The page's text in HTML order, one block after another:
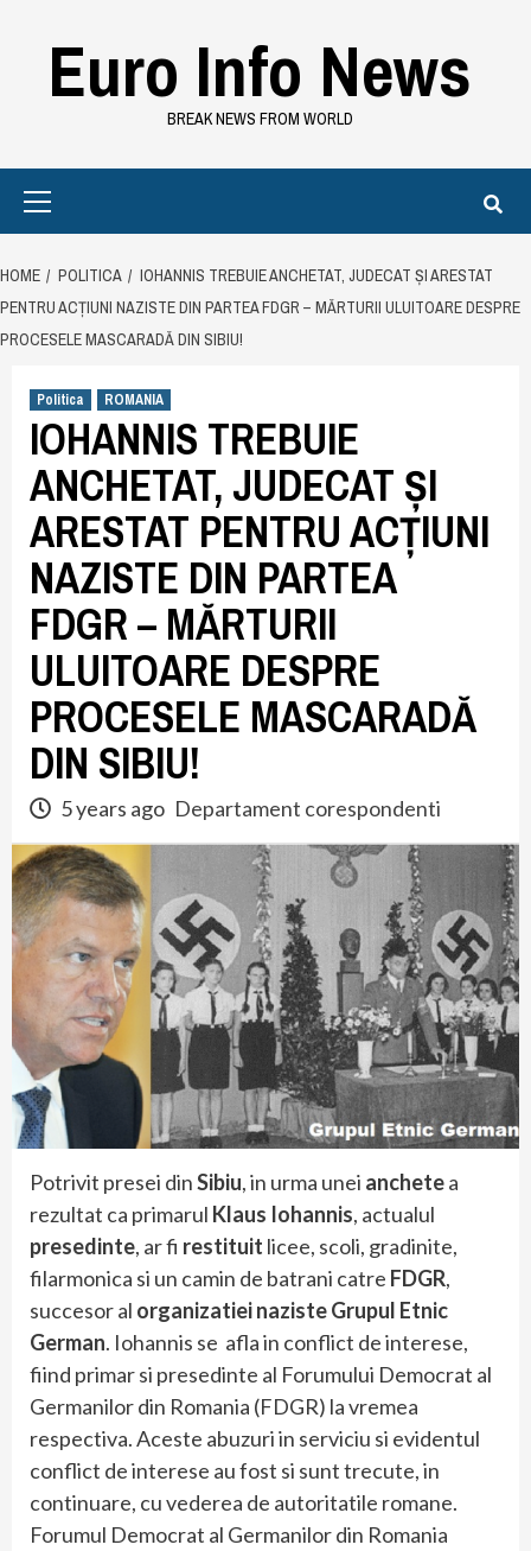
contentEuro Info News
BREAK NEWS FROM WORLD
HOME POLITICA
IOHANNIS TREBUIE ANCHETAT, JUDECAT ȘI ARESTAT
PENTRU ACȚIUNI NAZISTE DIN PARTEA FDGR – MĂRTURII ULUITOARE DESPRE
PROCESELE MASCARADĂ DIN SIBIU!
Politica ROMANIA
IOHANNIS TREBUIE
ANCHETAT, JUDECAT ȘI
ARESTAT PENTRU ACȚIUNI
NAZISTE DIN PARTEA
FDGR – MĂRTURII
ULUITOARE DESPRE
PROCESELE MASCARADĂ
DIN SIBIU!
5 years ago Departament corespondenti
Potrivit presei dinSibiu, in urma unei anchetea
rezultat ca primarul Klaus Iohannis, actualul
presedinte, ar fi restituit licee, scoli, gradinite,
filarmonica si un camin de batrani catre FDGR,
succesor al organizatiei naziste Grupul Etnic
German. Iohannis se afla in conflict de interese,
fiind primar si presedinte al Forumului Democrat al
Germanilor din Romania (FDGR) la vremea
respectiva. Aceste abuzuri in serviciu si evidentul
conflict de interese au fost si sunt trecute, in
continuare, cu vederea de autoritatile romane.
Forumul Democrat al Germanilor din Romania